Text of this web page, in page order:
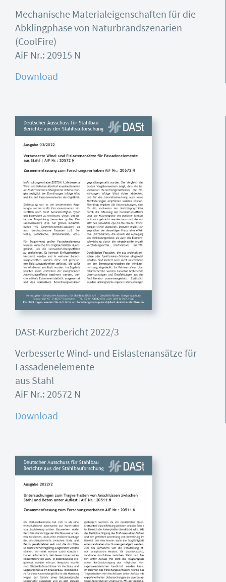
Mechanische Materialeigenschaften für die
Abklingphase von Naturbrandszenarien
(CoolFire)
AiF Nr.: 20915 N
Download
DASt-Kurzbericht 2022/3
Verbesserte Wind- und Eislastenansätze für
Fassadenelemente
aus Stahl
AiF Nr.: 20572 N
Download